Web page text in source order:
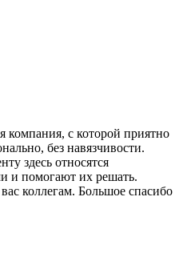
с которой приятно
без навязчивости.
здесь относятся
и помогают их решать.
коллегам. Большое спасибо